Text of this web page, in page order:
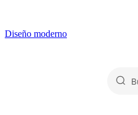
Diseño moderno